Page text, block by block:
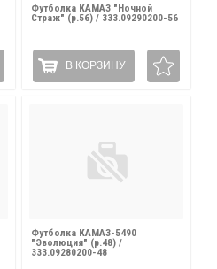
Футболка КАМАЗ "Ночной
Страж" (р.56) / 333.09290200-56
В КОРЗИНУ
Футболка КАМАЗ-5490
"Эволюция" (р.48) /
333.09280200-48